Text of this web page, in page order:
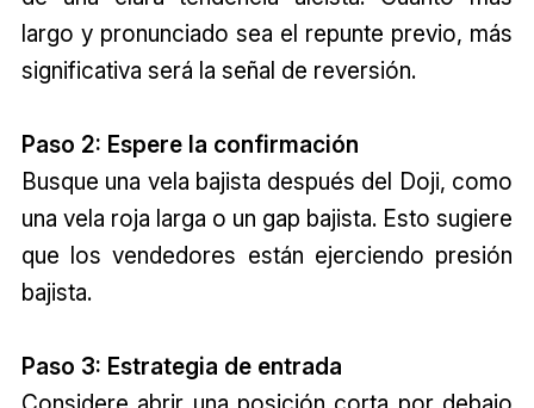
largo y pronunciado sea el repunte previo, más
significativa será la señal de reversión.
Paso 2: Espere la confirmación
Busque una vela bajista después del Doji, como
una vela roja larga o un gap bajista. Esto sugiere
que los vendedores están ejerciendo presión
bajista.
Paso 3: Estrategia de entrada